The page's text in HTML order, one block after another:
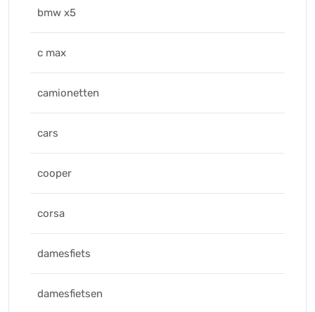
bmw x5
c max
camionetten
cars
cooper
corsa
damesfiets
damesfietsen